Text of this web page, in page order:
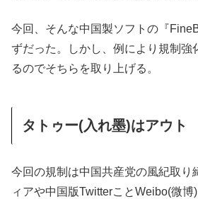
今回、そんな中国製ソフトの『
ずだった。しかし、例により規制強
るのでそちらを取り上げる。
タトゥー(入れ墨)はアウト
今回の規制は中国共産党の風紀取り
ィアや中国版TwitterことWeibo(微